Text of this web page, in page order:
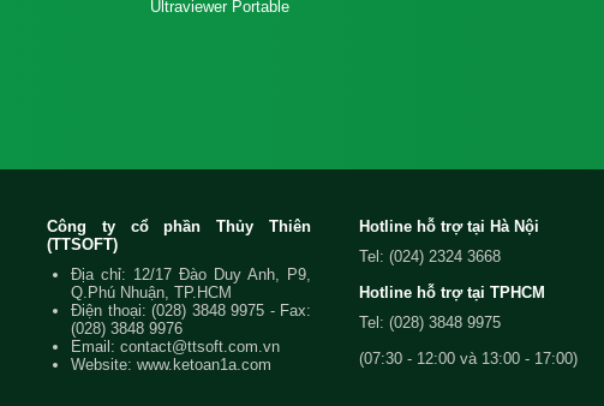
Ultraviewer Portable
Công ty cổ phần Thủy Thiên
(TTSOFT)
Địa chỉ: 12/17 Đào Duy Anh, P9,
Q.Phú Nhuận, TP.HCM
Điện thoại: (028) 3848 9975 - Fax:
(028) 3848 9976
Email: contact@ttsoft.com.vn
Website: www.ketoan1a.com
Hotline hỗ trợ tại Hà Nội
Tel: (024) 2324 3668
Hotline hỗ trợ tại TPHCM
Tel: (028) 3848 9975
(07:30 - 12:00 và 13:00 - 17:00)